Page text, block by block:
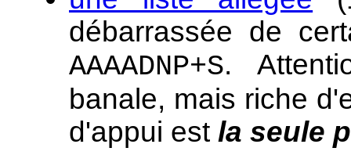
débarrassée de
AAAADNP+S.
banale, mais riche
d'appui est la seule